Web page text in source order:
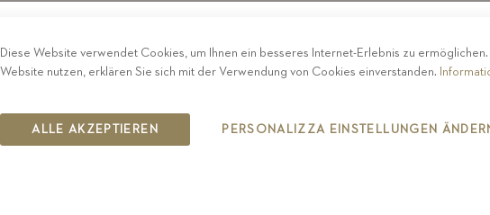
COPYRIGHT 2019 ST.MICHAEL - EPPAN
Diese Website verwendet Cookies, um Ihnen ein besseres Internet-Erlebnis zu
Website nutzen, erklären Sie sich mit der Verwendung von Cookies einverstanden.
ALLE AKZEPTIEREN PERSONALIZZA EINSTELLUNGEN